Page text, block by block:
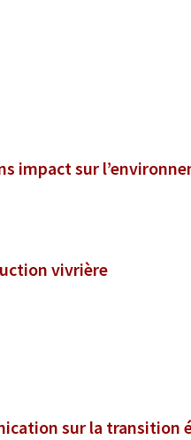
impact sur
vivrière
sur la transition